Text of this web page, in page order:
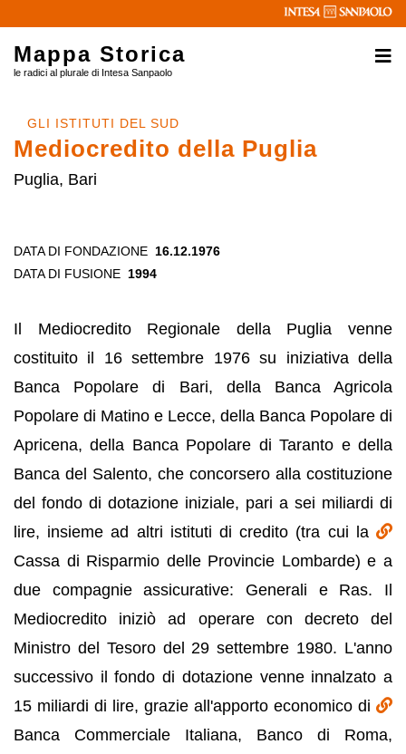
Mappa Storica
le radici al plurale di Intesa Sanpaolo
GLI ISTITUTI DEL SUD
Mediocredito della Puglia
Puglia, Bari
DATA DI FONDAZIONE 16.12.1976
DATA DI FUSIONE 1994
Il Mediocredito Regionale della Puglia venne
costituito il 16 settembre 1976 su iniziativa della
Banca Popolare di Bari, della Banca Agricola
Popolare di Matino e Lecce, della Banca Popolare di
Apricena, della Banca Popolare di Taranto e della
Banca del Salento, che concorsero alla costituzione
del fondo di dotazione iniziale, pari a sei miliardi di
lire, insieme ad altri istituti di credito (tra cui la
Cassa di Risparmio delle Provincie Lombarde) e a
due compagnie assicurative: Generali e Ras. Il
Mediocredito iniziò ad operare con decreto del
Ministro del Tesoro del 29 settembre 1980. L'anno
successivo il fondo di dotazione venne innalzato a
15 miliardi di lire, grazie all'apporto economico di
Banca Commerciale Italiana, Banco di Roma,